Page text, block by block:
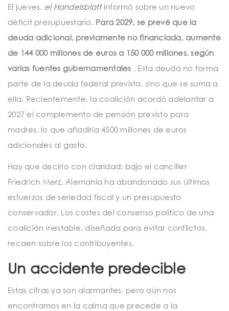
El jueves, el Handelsblattinformó sobre un nuevo
déficit presupuestario. Para 2029, se prevé que la
deuda adicional, previamente no financiada, aumente
de 144 000 millones de euros a 150 000 millones, según
varias fuentes gubernamentales . Esta deuda no forma
parte de la deuda federal prevista, sino que se suma a
ella. Recientemente, la coalición acordó adelantar a
2027 el complemento de pensión previsto para
madres, lo que añadiría 4500 millones de euros
adicionales al gasto.
Hay que decirlo con claridad: bajo el canciller
Friedrich Merz, Alemania ha abandonado sus últimos
esfuerzos de seriedad fiscal y un presupuesto
conservador. Los costes del consenso político de una
coalición inestable, diseñada para evitar conflictos,
recaen sobre los contribuyentes.
Un accidente predecible
Estas cifras ya son alarmantes, pero aún nos
encontramos en la calma que precede a la